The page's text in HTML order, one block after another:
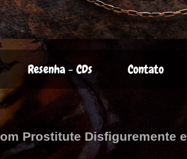
Resenha - CDs Contato
Prostitute Disfiguremente e